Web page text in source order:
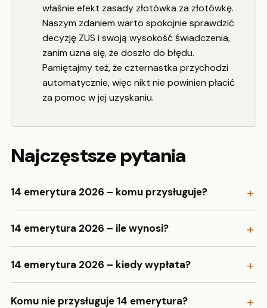
właśnie efekt zasady złotówka za złotówkę.
Naszym zdaniem warto spokojnie sprawdzić
decyzję ZUS i swoją wysokość świadczenia,
zanim uzna się, że doszło do błędu.
Pamiętajmy też, że czternastka przychodzi
automatycznie, więc nikt nie powinien płacić
za pomoc w jej uzyskaniu.
Najczęstsze pytania
14 emerytura 2026 – komu przysługuje?
14 emerytura 2026 – ile wynosi?
14 emerytura 2026 – kiedy wypłata?
Komu nie przysługuje 14 emerytura?